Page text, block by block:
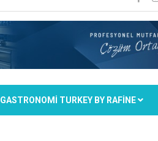
GASTRONOMİ TURKEY BY RAFİNE